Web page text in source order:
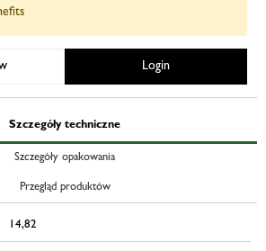
Login
Szczegóły techniczne
Szczegóły opakowania
Przegląd produktów
14,82